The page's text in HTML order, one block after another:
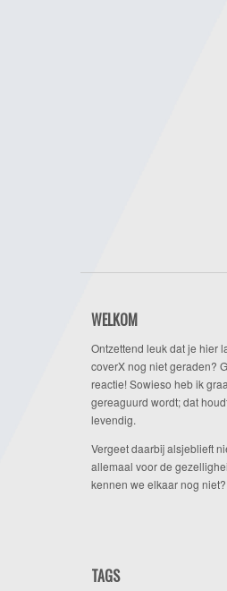
WELKOM
Ontzettend leuk dat je hier
coverX nog niet geraden?
reactie! Sowieso heb ik
gereaguurd wordt; dat
levendig.
Vergeet daarbij alsjeblieft
allemaal voor de
kennen we elkaar nog
TAGS